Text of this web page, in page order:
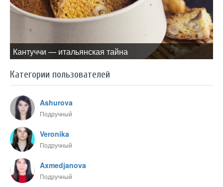
Кантуччи — итальянская тайна
Категории пользователей
Ashurova
Подручный
Veronika
Подручный
Axmedjanova
Подручный